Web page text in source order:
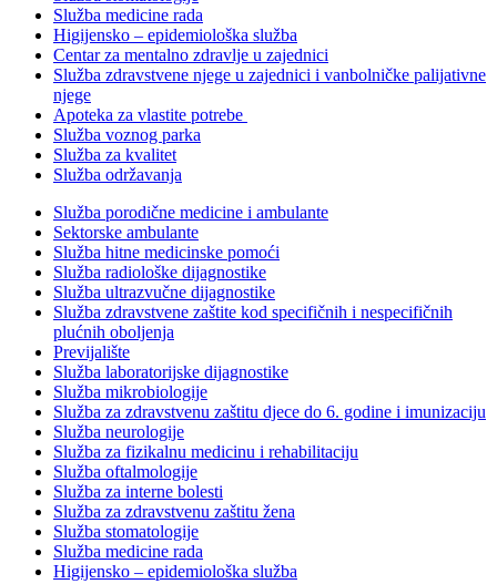
Služba medicine rada
Higijensko – epidemiološka služba
Centar za mentalno zdravlje u zajednici
Služba zdravstvene njege u zajednici i vanbolničke palijativne
njege
Apoteka za vlastite potrebe
Služba voznog parka
Služba za kvalitet
Služba održavanja
Služba porodične medicine i ambulante
Sektorske ambulante
Služba hitne medicinske pomoći
Služba radiološke dijagnostike
Služba ultrazvučne dijagnostike
Služba zdravstvene zaštite kod specifičnih i nespecifičnih
plućnih oboljenja
Previjalište
Služba laboratorijske dijagnostike
Služba mikrobiologije
Služba za zdravstvenu zaštitu djece do 6. godine i imunizaciju
Služba neurologije
Služba za fizikalnu medicinu i rehabilitaciju
Služba oftalmologije
Služba za interne bolesti
Služba za zdravstvenu zaštitu žena
Služba stomatologije
Služba medicine rada
Higijensko – epidemiološka služba